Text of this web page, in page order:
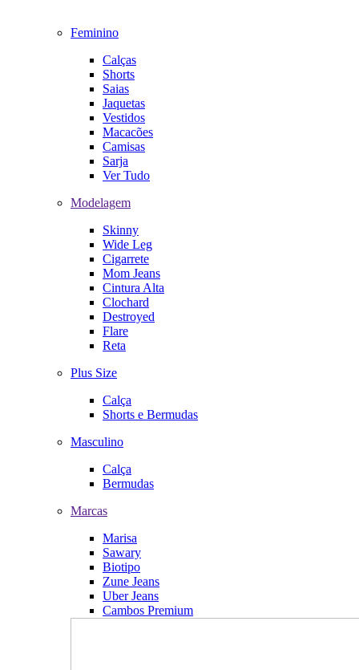
Feminino
Calças
Shorts
Saias
Jaquetas
Vestidos
Macacões
Camisas
Sarja
Ver Tudo
Modelagem
Skinny
Wide Leg
Cigarrete
Mom Jeans
Cintura Alta
Clochard
Destroyed
Flare
Reta
Plus Size
Calça
Shorts e Bermudas
Masculino
Calça
Bermudas
Marcas
Marisa
Sawary
Biotipo
Zune Jeans
Uber Jeans
Cambos Premium